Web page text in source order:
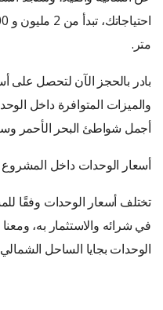
متر.
بادر بالحجز الآن لتحصل على
والميزات المتوافرة داخل
أجمل شواطئ البحر الأحمر
أسعار الوحدات داخل المشروع
تختلف أسعار الوحدات وفقًا
في شرائه والاستثمار به،
الوحدات بجايا الساحل